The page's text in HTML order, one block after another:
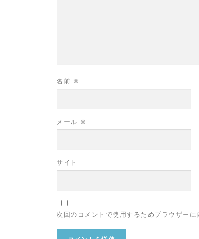
名前 ※
メール ※
サイト
次回のコメントで使用するためブラウザー